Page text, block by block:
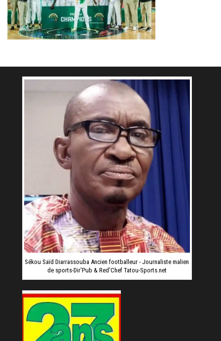
Sékou Saïd Diarrassouba Ancien footballeur - Journaliste malien
de sports-Dir'Pub & Red'Chef Tatou-Sports.net